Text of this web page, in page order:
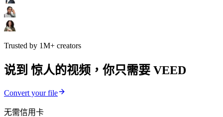
Trusted by 1M+ creators
说到 惊人的视频，你只需要 VEED
Convert your file
无需信用卡